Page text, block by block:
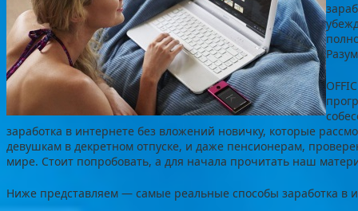
заработка в интернете без вложений новичку, которые
девушкам в декретном отпуске, и даже пенсионерам,
мире. Стоит попробовать, а для начала прочитать наш
Ниже представляем — самые реальные способы заработка в